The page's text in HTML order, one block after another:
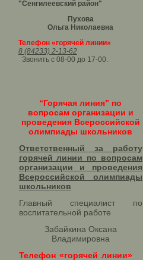
"Сенгилеевский район"
Пухова
Ольга Николаевна
Телефон «горячей линии»
8 (84233) 2-13-62
Звонить с 08-00 до 17-00.
“Горячая линия” по
вопросам организации и
проведения Всероссийской
олимпиады школьников
Ответственный за работу
горячей линии по вопросам
организации и проведения
Всероссийской олимпиады
школьников​
Главный специалист по
воспитательной работе
Забайкина Оксана
Владимировна
Телефон «горячей линии»